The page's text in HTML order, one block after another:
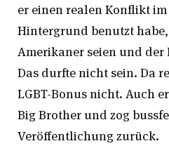
er einen realen Konflikt
Hintergrund benutzt
Amerikaner seien und der
Das durfte nicht sein. Da
LGBT-Bonus nicht. Auch
Big Brother und zog
Veröffentlichung zurück.